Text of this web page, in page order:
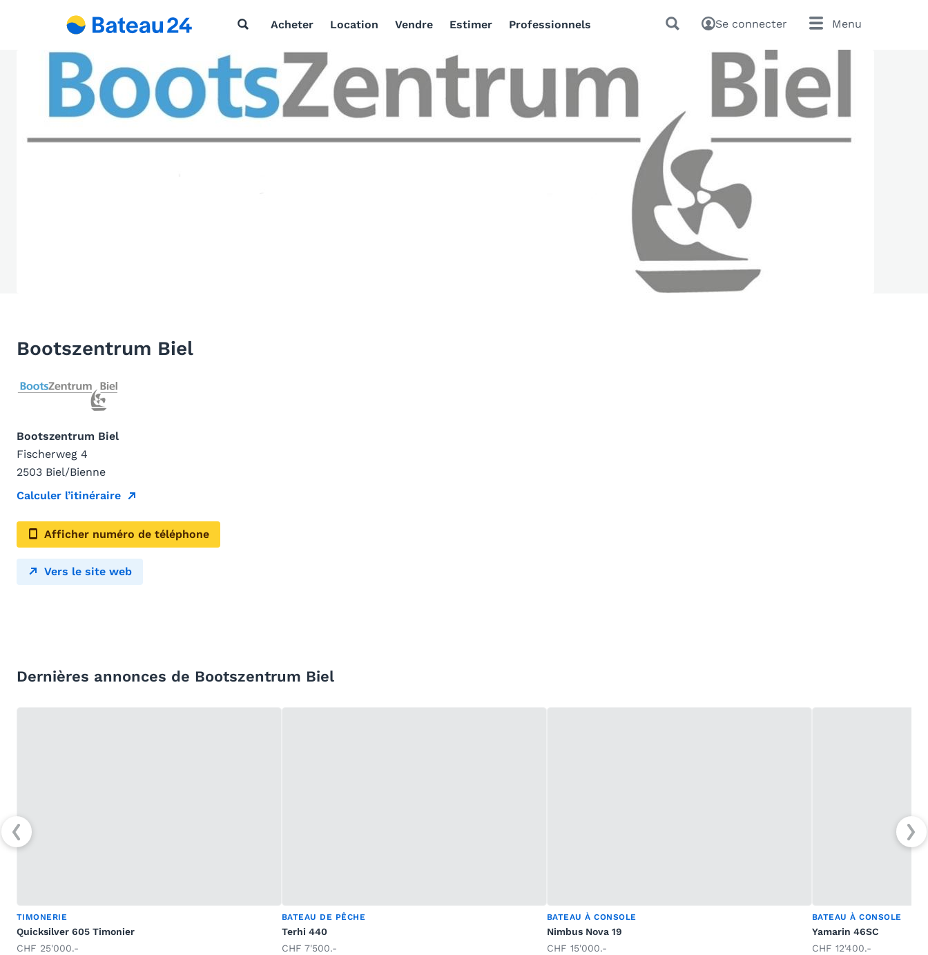
Acheter Location Vendre Estimer Professionnels Se connecter Menu
Bootszentrum Biel
Bootszentrum Biel
Fischerweg 4
2503 Biel/Bienne
Calculer l’itinéraire
Afficher numéro de téléphone
Vers le site web
Dernières annonces de Bootszentrum Biel
TIMONERIE
Quicksilver 605 Timonier
CHF 25'000.-
BATEAU DE PÊCHE
Terhi 440
CHF 7'500.-
BATEAU À CONSOLE
Nimbus Nova 19
CHF 15'000.-
BATEAU À CONSOLE
Yamarin 46SC
CHF 12'400.-